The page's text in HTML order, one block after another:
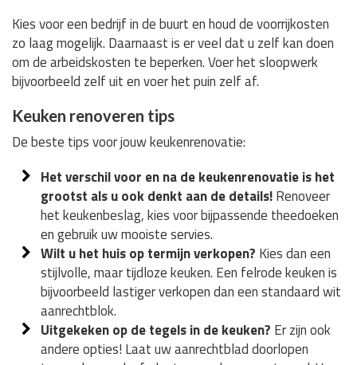
Kies voor een bedrijf in de buurt en houd de voorrijkosten
zo laag mogelijk. Daarnaast is er veel dat u zelf kan doen
om de arbeidskosten te beperken. Voer het sloopwerk
bijvoorbeeld zelf uit en voer het puin zelf af.
Keuken renoveren tips
De beste tips voor jouw keukenrenovatie:
Het verschil voor en na de keukenrenovatie is het
grootst als u ook denkt aan de details!Renoveer
het keukenbeslag, kies voor bijpassende theedoeken
en gebruik uw mooiste servies.
Wilt u het huis op termijn verkopen? Kies dan een
stijlvolle, maar tijdloze keuken. Een felrode keuken is
bijvoorbeeld lastiger verkopen dan een standaard wit
aanrechtblok.
Uitgekeken op de tegels in de keuken? Er zijn ook
andere opties! Laat uw aanrechtblad doorlopen